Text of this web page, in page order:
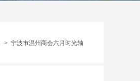
> 宁波市温州商会六月时光轴